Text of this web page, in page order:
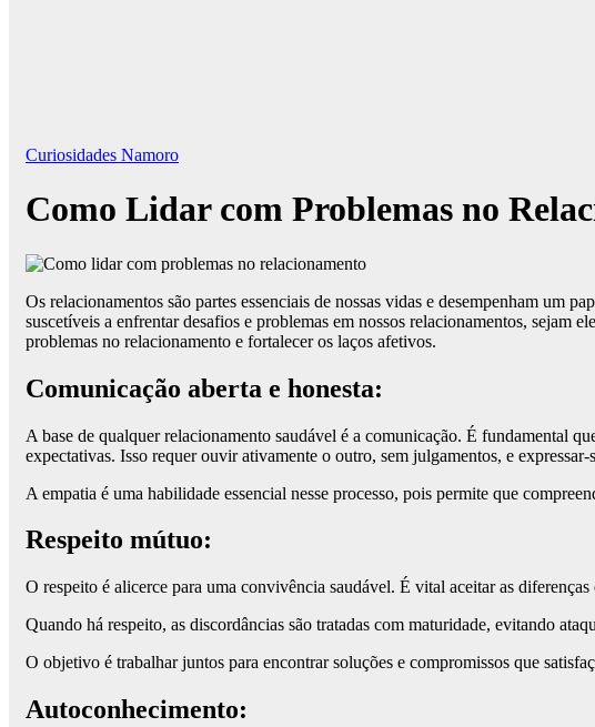
Curiosidades Namoro
Como Lidar com Problemas no
Os relacionamentos são partes essenciais de nossas vidas e desempenham um
suscetíveis a enfrentar desafios e problemas em nossos relacionamentos, sejam
problemas no relacionamento e fortalecer os laços afetivos.
Comunicação aberta e honesta:
A base de qualquer relacionamento saudável é a comunicação. É fundamental
expectativas. Isso requer ouvir ativamente o outro, sem julgamentos, e expressar-
A empatia é uma habilidade essencial nesse processo, pois permite que
Respeito mútuo:
O respeito é alicerce para uma convivência saudável. É vital aceitar as
Quando há respeito, as discordâncias são tratadas com maturidade, evitando
O objetivo é trabalhar juntos para encontrar soluções e compromissos que
Autoconhecimento: